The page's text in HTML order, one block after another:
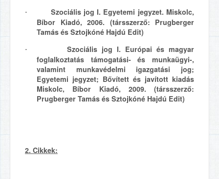
·
Szociális jog I. Egyetemi jegyzet. Miskolc,
Bíbor Kiadó, 2006. (társszerző: Prugberger
Tamás és Sztojkóné Hajdú Edit)
·
Szociális jog I. Európai és magyar
foglalkoztatás támogatási- és munkaügyi-,
valamint munkavédelmi igazgatási jog;
Egyetemi jegyzet; Bővített és javított kiadás
Miskolc, Bíbor Kiadó, 2009. (társszerző:
Prugberger Tamás és Sztojkóné Hajdú Edit)
2. Cikkek: